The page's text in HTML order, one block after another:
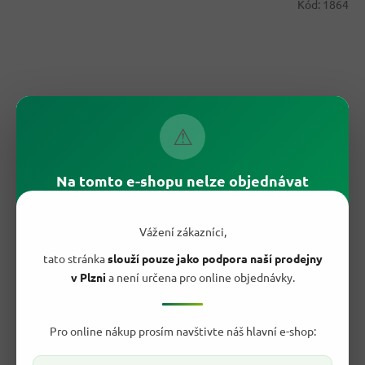
⚠
Na tomto e-shopu nelze objednávat
Vážení zákazníci,
tato stránkaslouží pouze jako podpora naší prodejny
v Plznia není určena pro online objednávky.
Pro online nákup prosím navštivte náš hlavní e-shop:
Sanpellegrino perlivá minerální voda 750 ml
hodnocení
Kód: 1864